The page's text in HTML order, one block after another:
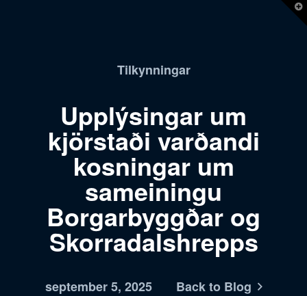
Tilkynningar
Upplýsingar um
kjörstaði varðandi
kosningar um
sameiningu
Borgarbyggðar og
Skorradalshrepps
september 5, 2025 Back to Blog